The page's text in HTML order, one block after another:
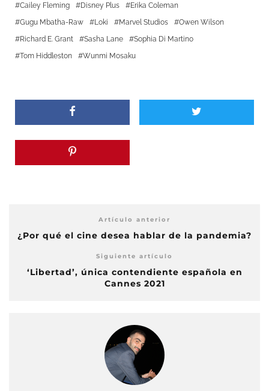
Cailey Fleming Disney Plus
Erika Coleman
Gugu Mbatha-Raw
Loki Marvel Studios
Owen Wilson
Richard E. Grant
Sasha Lane
Sophia Di Martino
Tom Hiddleston
Wunmi Mosaku
Artículo anterior
¿Por qué el cine desea hablar de la pandemia?
Siguiente artículo
‘Libertad’, única contendiente española en
Cannes 2021